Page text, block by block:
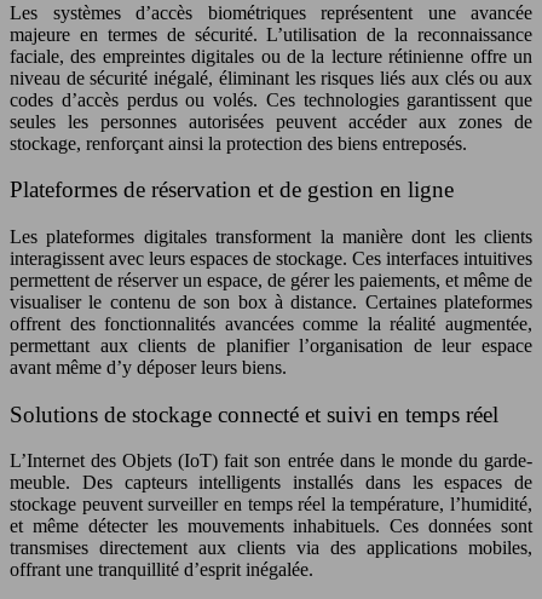
Les systèmes d’accès biométriques représentent une avancée
majeure en termes de sécurité. L’utilisation de la reconnaissance
faciale, des empreintes digitales ou de la lecture rétinienne offre un
niveau de sécurité inégalé, éliminant les risques liés aux clés ou aux
codes d’accès perdus ou volés. Ces technologies garantissent que
seules les personnes autorisées peuvent accéder aux zones de
stockage, renforçant ainsi la protection des biens entreposés.
Plateformes de réservation et de gestion en ligne
Les plateformes digitales transforment la manière dont les clients
interagissent avec leurs espaces de stockage. Ces interfaces intuitives
permettent de réserver un espace, de gérer les paiements, et même de
visualiser le contenu de son box à distance. Certaines plateformes
offrent des fonctionnalités avancées comme la réalité augmentée,
permettant aux clients de planifier l’organisation de leur espace
avant même d’y déposer leurs biens.
Solutions de stockage connecté et suivi en temps réel
L’Internet des Objets (IoT) fait son entrée dans le monde du garde-
meuble. Des capteurs intelligents installés dans les espaces de
stockage peuvent surveiller en temps réel la température, l’humidité,
et même détecter les mouvements inhabituels. Ces données sont
transmises directement aux clients via des applications mobiles,
offrant une tranquillité d’esprit inégalée.